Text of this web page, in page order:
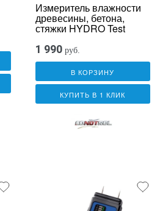
Измеритель влажности
древесины, бетона,
стяжки HYDRO Test
1 990 руб.
В КОРЗИНУ
КУПИТЬ В 1 КЛИК